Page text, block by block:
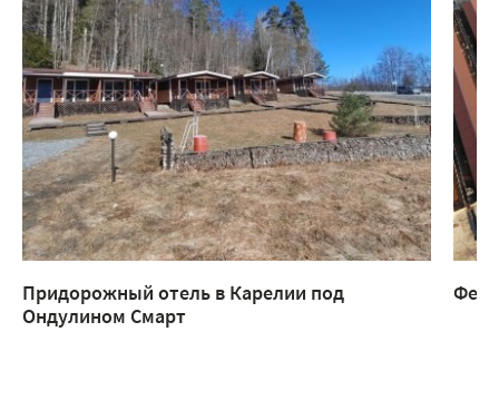
Придорожный отель в Карелии под
Ондулином Смарт